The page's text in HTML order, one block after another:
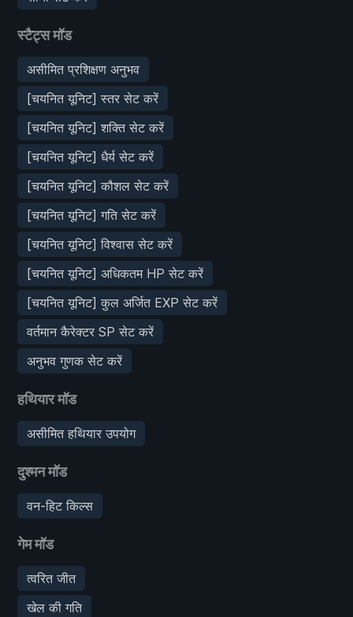
स्टैट्स मॉड
असीमित प्रशिक्षण अनुभव
[चयनित यूनिट] स्तर सेट करें
[चयनित यूनिट] शक्ति सेट करें
[चयनित यूनिट] धैर्य सेट करें
[चयनित यूनिट] कौशल सेट करें
[चयनित यूनिट] गति सेट करें
[चयनित यूनिट] विश्वास सेट करें
[चयनित यूनिट] अधिकतम HP सेट करें
[चयनित यूनिट] कुल अर्जित EXP सेट करें
वर्तमान कैरेक्टर SP सेट करें
अनुभव गुणक सेट करें
हथियार मॉड
असीमित हथियार उपयोग
दुश्मन मॉड
वन-हिट किल्स
गेम मॉड
त्वरित जीत
खेल की गति